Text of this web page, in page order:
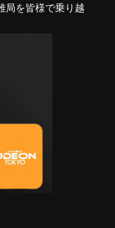
局を皆様で乗り越